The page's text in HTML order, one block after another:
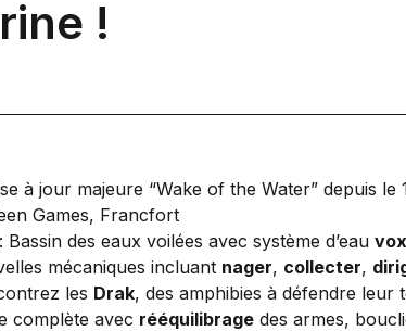
!
à jour majeure “Wake of the Water” depuis le
Games, Francfort
: Bassin des eaux voilées avec système d’eau
mécaniques incluant nager, collecter,
les Drak, des amphibies à défendre leur
complète avec rééquilibrage des armes,